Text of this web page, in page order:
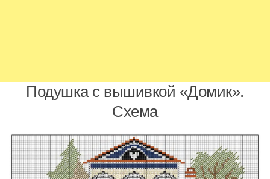
Подушка с вышивкой «Домик».
Схема